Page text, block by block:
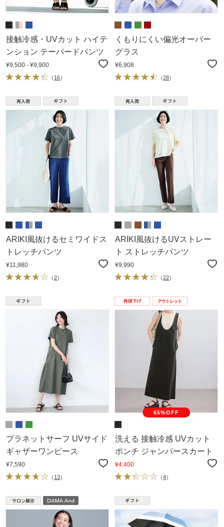
接触冷感・UVカット ハイテ
ンション テーパードパンツ
¥9,500 - ¥9,900
（16）
くもりにくい偏光オーバー
グラス
¥6,908
（28）
ARIKI風抜けるセミワイドス
トレッチパンツ
¥11,980
（2）
ARIKI風抜けるUVストレー
ト ストレッチパンツ
¥9,990
（22）
プラネットサーフ UVサイド
ギャザーワンピース
¥7,590
（ 13）
65%OFF
洗える 接触冷感 UVカット
ポンチ ジャンパースカート
¥4,400
（4）